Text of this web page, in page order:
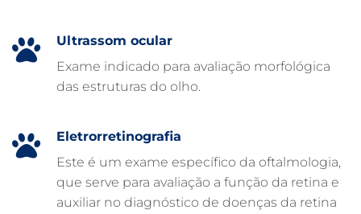
CLÍNICA VETERINÁRIA ARCA
CLÍNICA VETERINÁRIA 24 HORAS
ATENDIMENTO VETERINÁRIO
Ultrassom ocular
Exame indicado para avaliação morfológica
das estruturas do olho.
Eletrorretinografia
Este é um exame específico da oftalmologia,
que serve para avaliação a função da retina e
auxiliar no diagnóstico de doenças da retina